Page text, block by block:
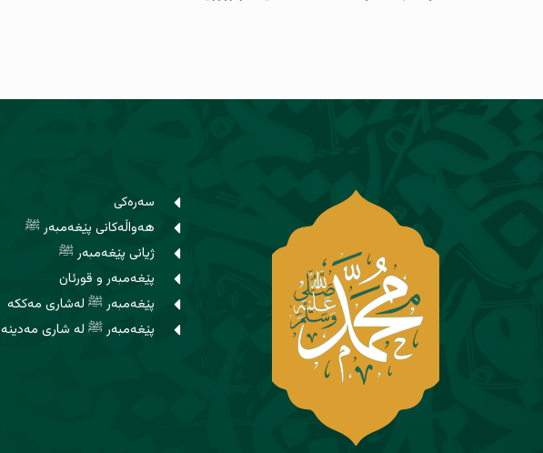
سەرەکی
هەواڵەکانی پێغەمبەر ﷺ
ژیانی پێغەمبەر ﷺ
پێغەمبەر و قورئان
پێغەمبەر ﷺ لەشاری مەککە
پێغەمبەر ﷺ لە شاری مەدینە